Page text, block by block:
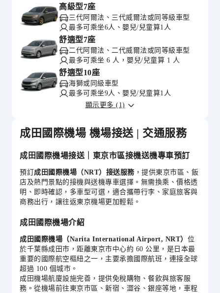
高級型7座
三代阿爾法、三代威爾法或同等級車型
最多可乘坐6人、嬰兒/兒童算1人
舒適型7座
二代阿爾法、二代威爾法或同等級車型
最多可乘坐 6 人，嬰兒/兒童算 1 人
舒適型10座
海獅或同級車型
最多可乘坐9人、嬰兒/兒童算1人
顯示更多 (1)
成田國際機場 機場接送 | 交通服務
成田國際機場接送｜東京市區接機送機專車預訂
預訂 成田國際機場（NRT）接送服務 ，提供東京市區、飯
店及熱門景點的接機與送機專車選擇。無需換乘、價格透
明、即時確認，多車型可選，適合攜帶行李、家庭旅客與
商務出行，讓往返東京機場更加輕鬆。
成田國際機場介紹
成田國際機場（Narita International Airport, NRT） 位
於千葉縣成田市，距離東京市中心約 60 公里，是日本最
重要的國際航空樞紐之一，主要承擔國際航班，連接全球
超過 100 個城市。
成田機場航廈設施完善，提供免稅購物、餐飲與旅客服
務。從機場前往東京市區、新宿、澀谷、銀座等地，車程